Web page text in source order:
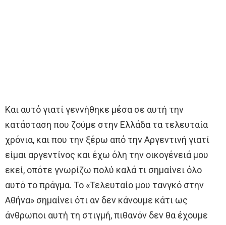
Και αυτό γιατί γεννήθηκε μέσα σε αυτή την
κατάσταση που ζούμε στην Ελλάδα τα τελευταία
χρόνια, και που την ξέρω από την Αργεντινή γιατί
είμαι αργεντίνος και έχω όλη την οικογένειά μου
εκεί, οπότε γνωρίζω πολύ καλά τι σημαίνει όλο
αυτό το πράγμα. Το «Τελευταίο μου τανγκό στην
Αθήνα» σημαίνει ότι αν δεν κάνουμε κάτι ως
άνθρωποι αυτή τη στιγμή, πιθανόν δεν θα έχουμε